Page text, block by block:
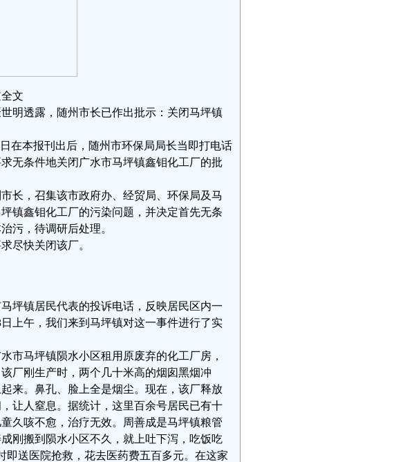
文
明透露，随州市长已作出批示：关闭马坪镇
在本报刊出后，随州市环保局局长当即打电话
无条件地关闭广水市马坪镇鑫钼化工厂的批
长，召集该市政府办、经贸局、环保局及马
镇鑫钼化工厂的污染问题，并决定首先无条
污，待调研后处理。
尽快关闭该厂。
坪镇居民代表的投诉电话，反映居民区内一
上午，我们来到马坪镇对这一事件进行了实
市马坪镇陨水小区租用原废弃的化工厂房，
厂刚生产时，两个几十米高的烟囱黑烟冲
来。鼻孔、脸上全是烟尘。现在，该厂释放
让人窒息。据统计，这里百余号居民已有十
久咳不愈，治疗无效。周善成是马坪镇粮管
刚搬到陨水小区不久，就上吐下泻，吃饭吃
送医院抢救，花去医药费五百多元。在这家